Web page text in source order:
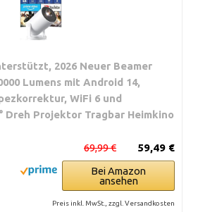
2026 Neuer Beamer
Lumens mit Android 14,
WiFi 6 und
Dreh Projektor Tragbar Heimkino
59,49 €
69,99 €
Bei Amazon
ansehen
Preis inkl. MwSt., zzgl. Versandkosten